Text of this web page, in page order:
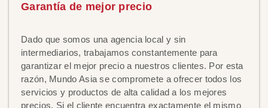
Garantía de mejor precio
Dado que somos una agencia local y sin
intermediarios, trabajamos constantemente para
garantizar el mejor precio a nuestros clientes. Por esta
razón, Mundo Asia se compromete a ofrecer todos los
servicios y productos de alta calidad a los mejores
precios. Si el cliente encuentra exactamente el mismo